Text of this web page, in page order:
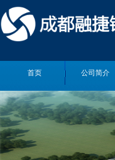
首页 公司简介